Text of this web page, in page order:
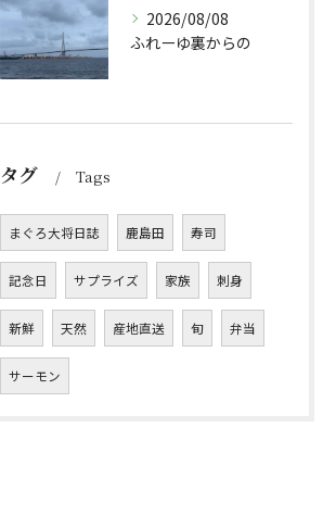
2026/08/08
ふれーゆ裏からの
タグ Tags
まぐろ大将日誌 鹿島田 寿司
記念日 サプライズ 家族 刺身
新鮮 天然 産地直送 旬 弁当
サーモン